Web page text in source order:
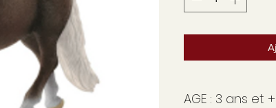
AGE : 3 ans et +